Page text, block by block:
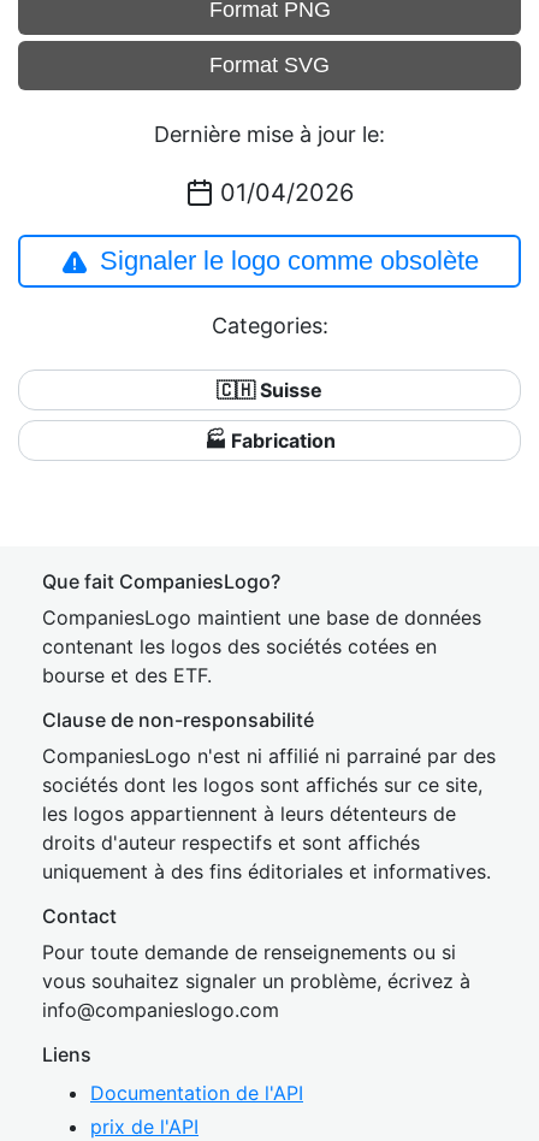
Format PNG
Format SVG
Dernière mise à jour le:
01/04/2026
Signaler le logo comme obsolète
Categories:
🇨🇭 Suisse
🏭 Fabrication
Que fait CompaniesLogo?
CompaniesLogo maintient une base de données
contenant les logos des sociétés cotées en
bourse et des ETF.
Clause de non-responsabilité
CompaniesLogo n'est ni affilié ni parrainé par des
sociétés dont les logos sont affichés sur ce site,
les logos appartiennent à leurs détenteurs de
droits d'auteur respectifs et sont affichés
uniquement à des fins éditoriales et informatives.
Contact
Pour toute demande de renseignements ou si
vous souhaitez signaler un problème, écrivez à
info@companieslogo.com
Liens
Documentation de l'API
prix de l'API